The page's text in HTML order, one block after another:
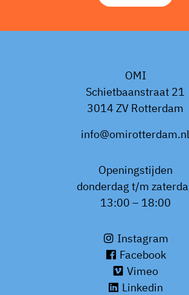
OMI
Schietbaanstraat 21
3014 ZV Rotterdam
info@omirotterdam.nl
Openingstijden
donderdag t/m
13:00 – 18:00
Instagram
Facebook
Vimeo
Linkedin